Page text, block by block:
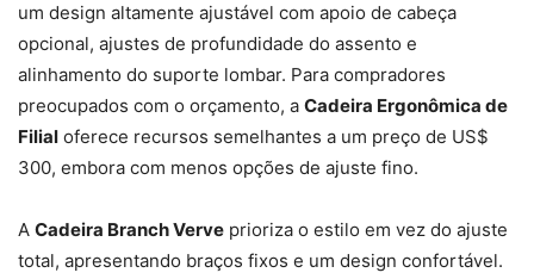
um design altamente ajustável com apoio de cabeça
opcional, ajustes de profundidade do assento e
alinhamento do suporte lombar. Para compradores
preocupados com o orçamento, a Cadeira Ergonômica de
Filial oferece recursos semelhantes a um preço de US$
300, embora com menos opções de ajuste fino.
A Cadeira Branch Verve prioriza o estilo em vez do ajuste
total, apresentando braços fixos e um design confortável.